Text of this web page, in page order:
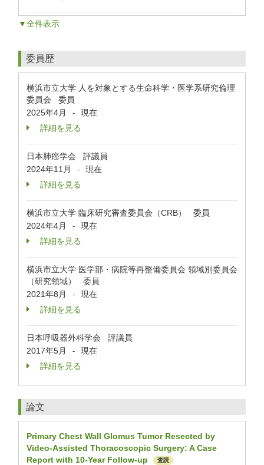
▼全件表示
委員歴
横浜市立大学 人を対象とする生命科学・医学系研究倫理
委員会 委員
2025年4月
-
現在
詳細を見る
日本肺癌学会 評議員
2024年11月
-
現在
詳細を見る
横浜市立大学 臨床研究審査委員会（CRB） 委員
2024年4月
-
現在
詳細を見る
横浜市立大学 医学部・病院等再整備委員会 領域別委員会
（研究領域） 委員
2021年8月
-
現在
詳細を見る
日本呼吸器外科学会 評議員
2017年5月
-
現在
詳細を見る
論文
Primary Chest Wall Glomus Tumor Resected by
Video-Assisted Thoracoscopic Surgery: A Case
Report with 10-Year Follow-up
査読